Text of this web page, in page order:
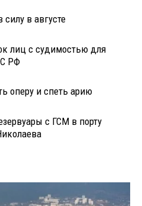
в августе
лиц с судимостью для
РФ
оперу и спеть арию
с ГСМ в порту